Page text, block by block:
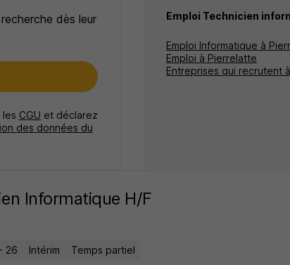
dès leur
les CGU et déclarez
des données du
Emploi Technicien
Emploi Informatique à
Emploi à Pierrelatte
Entreprises qui recrutent
Informatique H/F
26 Intérim Temps partiel